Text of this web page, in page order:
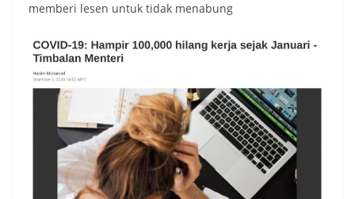
memberi lesen untuk tidak menabung